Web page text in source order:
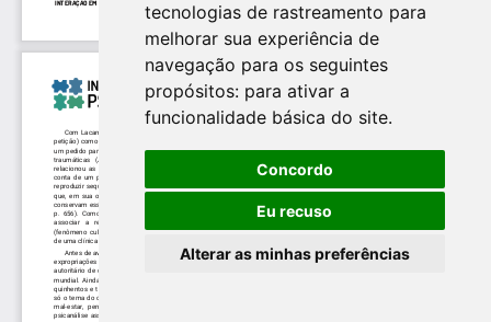
tecnologias de rastreamento para
melhorar sua experiência de
navegação para os seguintes
propósitos: para ativar a
funcionalidade básica do site.
Concordo
Eu recuso
Alterar as minhas preferências